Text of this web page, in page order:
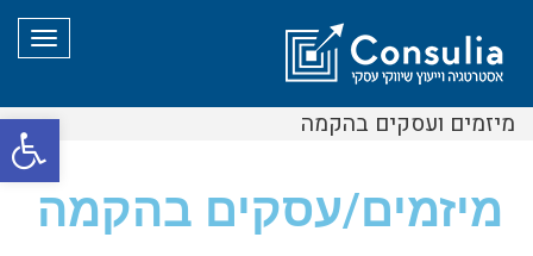
מיזמים ועסקים בהקמה
מיזמים/עסקים בהקמה